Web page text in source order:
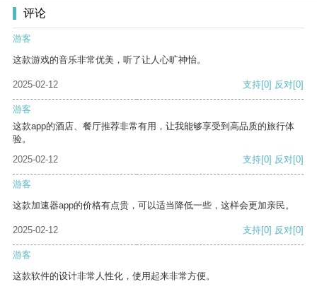
评论
游客
这款游戏的音乐非常优美，听了让人心旷神怡。
2025-02-12 支持[0] 反对[0]
游客
这款app的酒店、餐厅推荐非常有用，让我能够享受到高品质的旅行体
验。
2025-02-12
支持[0] 反对[0]
游客
这款加速器app的价格有点贵，可以适当降低一些，这样会更加亲民。
2025-02-12 支持[0] 反对[0]
游客
这款软件的设计非常人性化，使用起来非常方便。